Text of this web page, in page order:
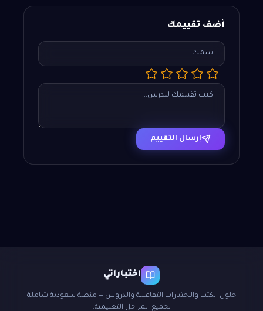
أضف تقييمك
إرسال التقييم
اختباراتي
حلول الكتب والاختبارات التفاعلية والدروس — منصة سعودية شاملة
لجميع المراحل التعليمية.